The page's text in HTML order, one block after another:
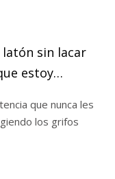
sin lacar
estoy
que nunca les
los grifos